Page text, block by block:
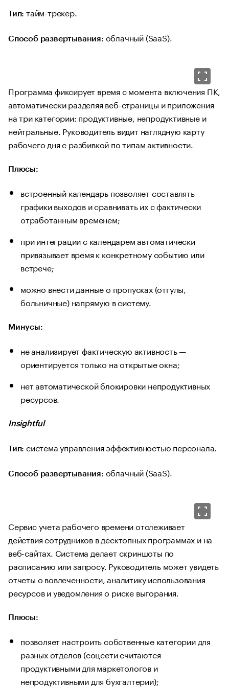
Тип: тайм-трекер.
Способ развертывания: облачный (SaaS).
Программа фиксирует время с момента включения ПК,
автоматически разделяя веб-страницы и приложения
на три категории: продуктивные, непродуктивные и
нейтральные. Руководитель видит наглядную карту
рабочего дня с разбивкой по типам активности.
Плюсы:
встроенный календарь позволяет составлять
графики выходов и сравнивать их с фактически
отработанным временем;
при интеграции с календарем автоматически
привязывает время к конкретному событию или
встрече;
можно внести данные о пропусках (отгулы,
больничные) напрямую в систему.
Минусы:
не анализирует фактическую активность —
ориентируется только на открытые окна;
нет автоматической блокировки непродуктивных
ресурсов.
Insightful
Тип: система управления эффективностью персонала.
Способ развертывания: облачный (SaaS).
Сервис учета рабочего времени отслеживает
действия сотрудников в десктопных программах и на
веб-сайтах. Система делает скриншоты по
расписанию или запросу. Руководитель может увидеть
отчеты о вовлеченности, аналитику использования
ресурсов и уведомления о риске выгорания.
Плюсы:
позволяет настроить собственные категории для
разных отделов (соцсети считаются
продуктивными для маркетологов и
непродуктивными для бухгалтерии);